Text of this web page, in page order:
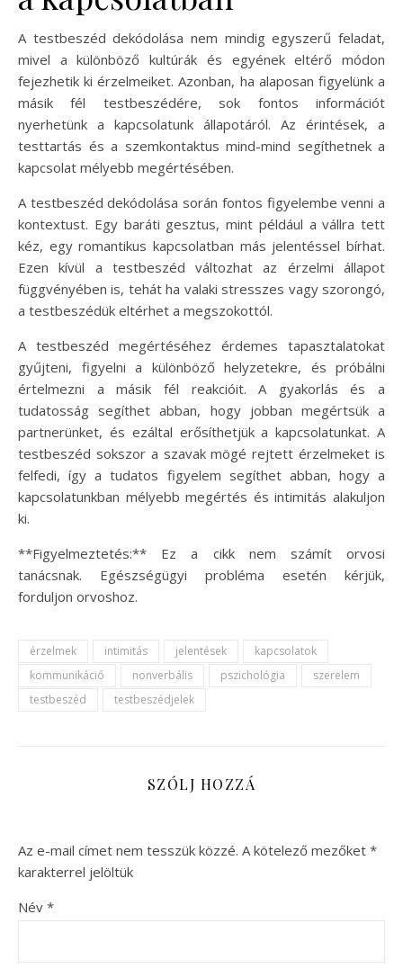
A testbeszéd dekódolása nem mindig egyszerű feladat,
mivel a különböző kultúrák és egyének eltérő módon
fejezhetik ki érzelmeiket. Azonban, ha alaposan figyelünk a
másik fél testbeszédére, sok fontos információt
nyerhetünk a kapcsolatunk állapotáról. Az érintések, a
testtartás és a szemkontaktus mind-mind segíthetnek a
kapcsolat mélyebb megértésében.
A testbeszéd dekódolása során fontos figyelembe venni a
kontextust. Egy baráti gesztus, mint például a vállra tett
kéz, egy romantikus kapcsolatban más jelentéssel bírhat.
Ezen kívül a testbeszéd változhat az érzelmi állapot
függvényében is, tehát ha valaki stresszes vagy szorongó,
a testbeszédük eltérhet a megszokottól.
A testbeszéd megértéséhez érdemes tapasztalatokat
gyűjteni, figyelni a különböző helyzetekre, és próbálni
értelmezni a másik fél reakcióit. A gyakorlás és a
tudatosság segíthet abban, hogy jobban megértsük a
partnerünket, és ezáltal erősíthetjük a kapcsolatunkat. A
testbeszéd sokszor a szavak mögé rejtett érzelmeket is
felfedi, így a tudatos figyelem segíthet abban, hogy a
kapcsolatunkban mélyebb megértés és intimitás alakuljon
ki.
**Figyelmeztetés:** Ez a cikk nem számít orvosi
tanácsnak. Egészségügyi probléma esetén kérjük,
forduljon orvoshoz.
érzelmek intimitás jelentések
kapcsolatok
kommunikáció
nonverbális pszichológia
szerelem
testbeszéd
testbeszédjelek
SZÓLJ HOZZÁ
Az e-mail címet nem tesszük közzé. A kötelező mezőket *
karakterrel jelöltük
Név *